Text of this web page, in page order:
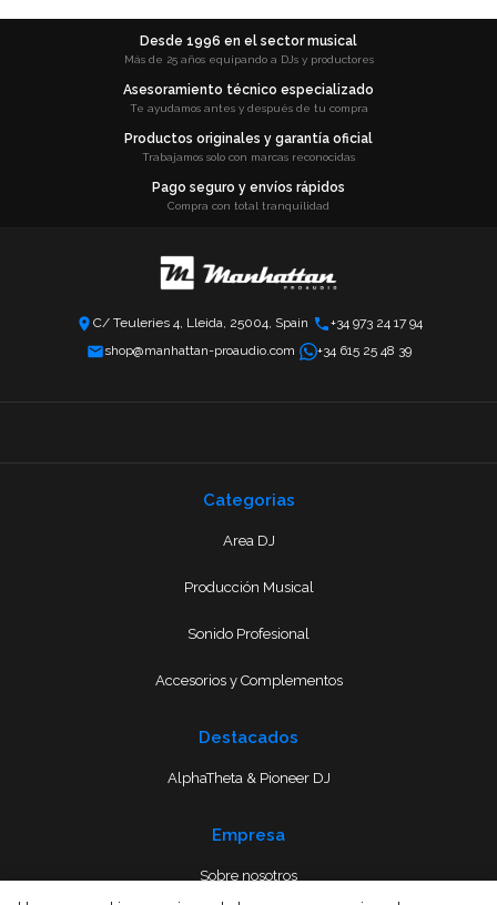
Desde 1996 en el sector musical
Más de 25 años equipando a DJs y productores
Asesoramiento técnico especializado
Te ayudamos antes y después de tu compra
Productos originales y garantía oficial
Trabajamos solo con marcas reconocidas
Pago seguro y envíos rápidos
Compra con total tranquilidad
C/ Teuleries 4, Lleida, 25004, Spain
+34 973 24 17 94
shop@manhattan-proaudio.com
+34 615 25 48 39
Categorias
Area DJ
Producción Musical
Sonido Profesional
Accesorios y Complementos
Destacados
AlphaTheta & Pioneer DJ
Empresa
Sobre nosotros